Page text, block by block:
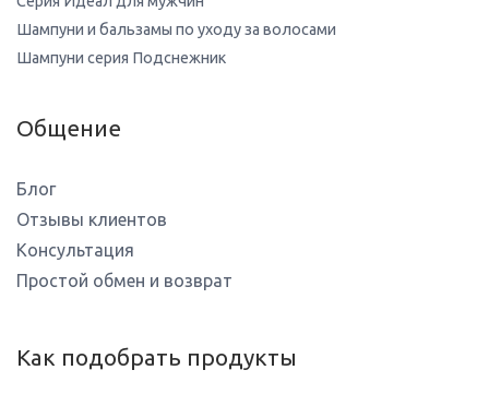
Шампуни и бальзамы по уходу за волосами
Шампуни серия Подснежник
Общение
Блог
Отзывы клиентов
Консультация
Простой обмен и возврат
Как подобрать продукты